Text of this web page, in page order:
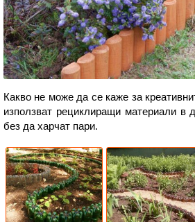
Какво не може да се каже за
използват рециклиращи материали в
без да харчат пари.